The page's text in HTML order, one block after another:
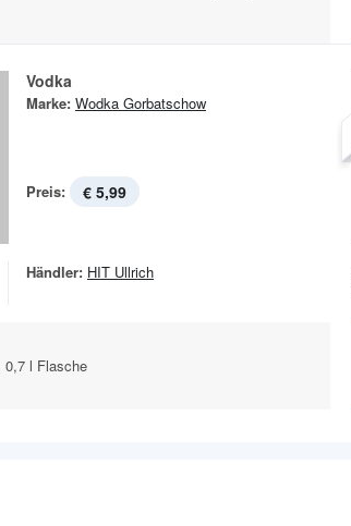
Vodka
Marke: Wodka Gorbatschow
Preis: € 5,99
Händler: HIT Ullrich
0,7 l Flasche